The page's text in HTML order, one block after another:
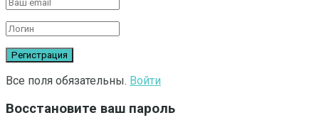
Все поля обязательны. Войти
Восстановите ваш пароль